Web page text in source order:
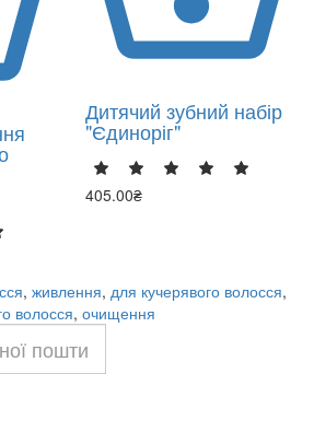
Дитячий зубний набір
"Єдиноріг"
405.00₴
, живлення, для кучерявого волосся,
волосся, очищення